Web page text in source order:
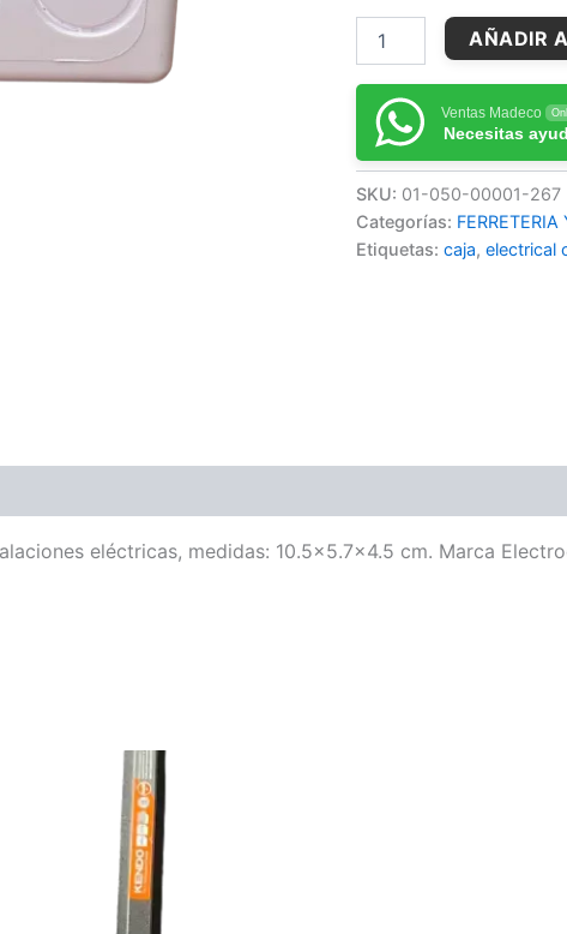
AÑADIR
Ventas Madeco
Necesitas
SKU: 01-050-00001-267
Categorías:
Etiquetas: caja, electrical
eléctricas, medidas: 10.5×5.7×4.5 cm. Marca